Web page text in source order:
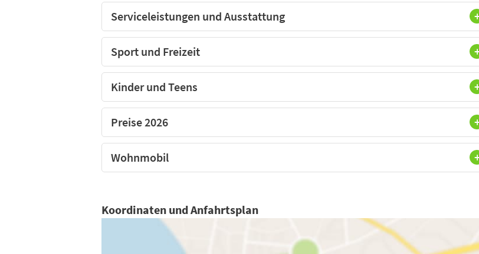
Serviceleistungen und Ausstattung
Sport und Freizeit
Kinder und Teens
Preise 2026
Wohnmobil
Koordinaten und Anfahrtsplan